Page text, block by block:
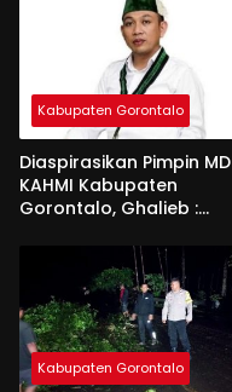
Kabupaten Gorontalo
Diaspirasikan Pimpin MD
KAHMI Kabupaten
Gorontalo, Ghalieb :
Kabupaten Gorontalo